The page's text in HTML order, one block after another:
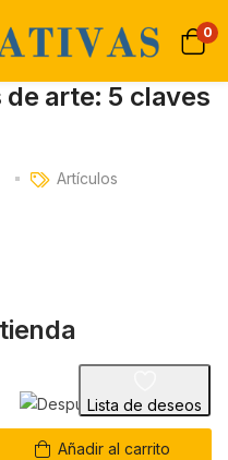
0
arte: 5 claves
Artículos
Añadir al carrito
Lista de deseos